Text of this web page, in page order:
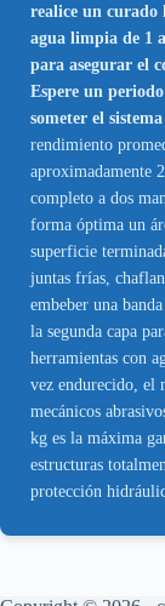
realice un curado
agua limpia de 1
para asegurar el
Espere un
someter el
rendimiento
aproximadamente
completo a dos
forma óptima un
superficie
juntas frías,
embeber una
la segunda capa
herramientas con
vez endurecido, el
mecánicos
kg es la máxima
estructuras
protección